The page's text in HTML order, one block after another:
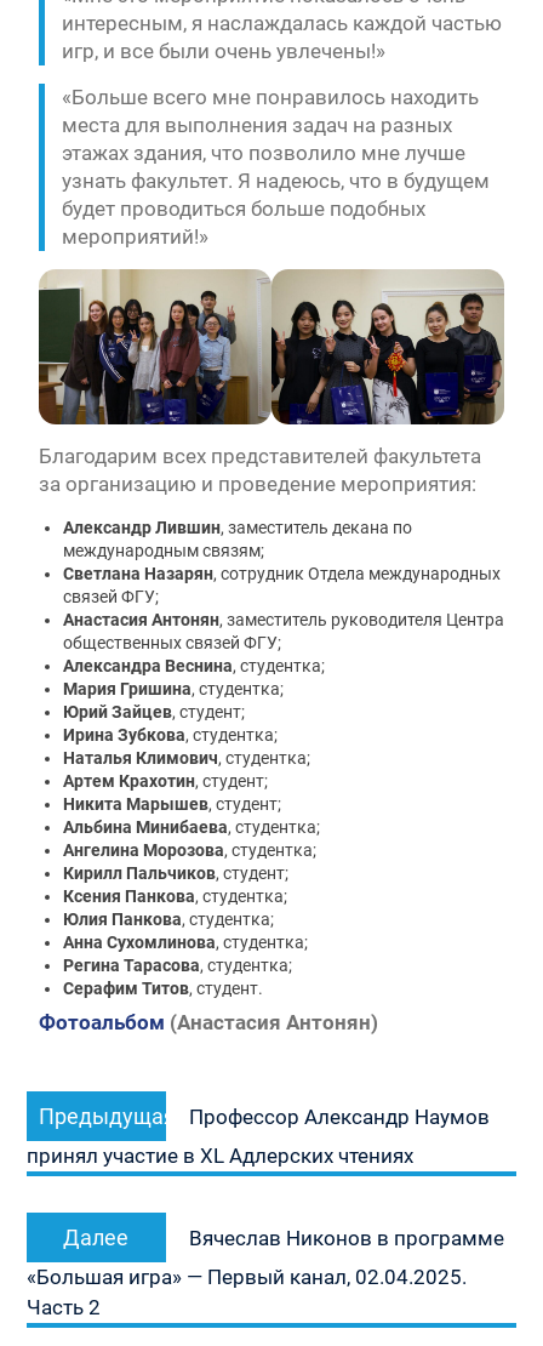
интересным, я наслаждалась каждой частью
игр, и все были очень увлечены!»
«Больше всего мне понравилось находить
места для выполнения задач на разных
этажах здания, что позволило мне лучше
узнать факультет. Я надеюсь, что в будущем
будет проводиться больше подобных
мероприятий!»
Благодарим всех представителей факультета
за организацию и проведение мероприятия:
Александр Лившин, заместитель декана по
международным связям;
Светлана Назарян, сотрудник Отдела международных
связей ФГУ;
Анастасия Антонян, заместитель руководителя Центра
общественных связей ФГУ;
Александра Веснина, студентка;
Мария Гришина, студентка;
Юрий Зайцев, студент;
Ирина Зубкова, студентка;
Наталья Климович, студентка;
Артем Крахотин, студент;
Никита Марышев, студент;
Альбина Минибаева, студентка;
Ангелина Морозова, студентка;
Кирилл Пальчиков, студент;
Ксения Панкова, студентка;
Юлия Панкова, студентка;
Анна Сухомлинова, студентка;
Регина Тарасова, студентка;
Серафим Титов, студент.
Фотоальбом (Анастасия Антонян)
по
записям
Предыдущая
запись:
Профессор Александр Наумов
принял участие в XL Адлерских чтениях
Далее
запись:
Вячеслав Никонов в программе
«Большая игра» — Первый канал, 02.04.2025.
Часть 2